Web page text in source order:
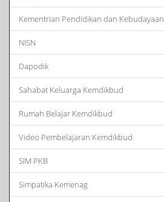
Kementrian Pendidikan dan Kebudayaan
NISN
Dapodik
Sahabat Keluarga Kemdikbud
Rumah Belajar Kemdikbud
Video Pembelajaran Kemdikbud
SIM PKB
Simpatika Kemenag